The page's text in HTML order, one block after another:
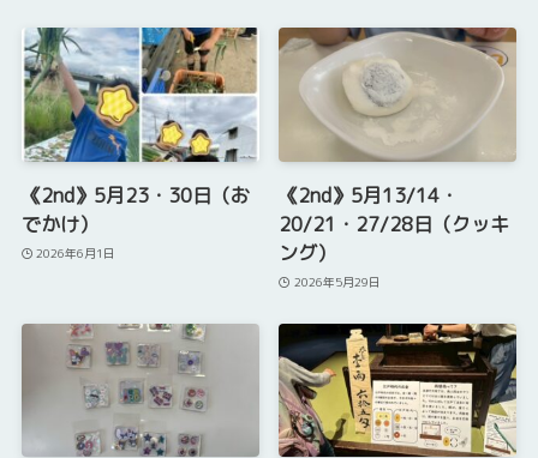
《2nd》5月23・30日（お
でかけ）
2026年6月1日
《2nd》5月13/14・
20/21・27/28日（クッキ
ング）
2026年5月29日